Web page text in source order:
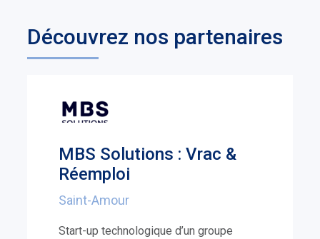
Découvrez nos partenaires
MBS Solutions : Vrac &
Réemploi
Saint-Amour
Start-up technologique d’un groupe